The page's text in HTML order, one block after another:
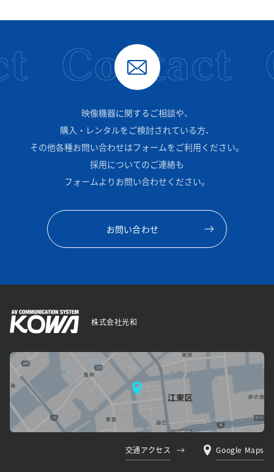
Contact
映像機器に関するご相談や、
購入・レンタルをご検討されている方、
その他各種お問い合わせはフォームをご利用ください。
採用についてのご連絡も
フォームよりお問い合わせください。
お問い合わせ
株式会社光和
交通アクセス Google Maps